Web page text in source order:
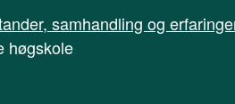
samhandling og
høgskole